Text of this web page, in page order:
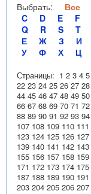
Выбрать: Все
C
D E F
Q
R S T
Е
Ж З И
У
Ф Х Ц
Страницы: 1 2 3 4 5
22 23 24 25 26 27 28
44 45 46 47 48 49 50
66 67 68 69 70 71 72
88 89 90 91 92 93 94
107 108 109 110 111
123 124 125 126 127
139 140 141 142 143
155 156 157 158 159
171 172 173 174 175
187 188 189 190 191
203 204 205 206 207